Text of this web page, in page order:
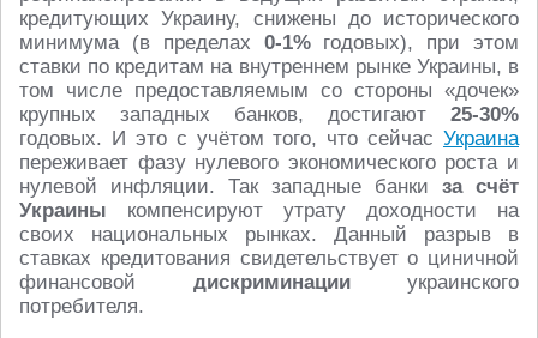
кредитующих Украину, снижены до исторического
минимума (в пределах 0-1%годовых), при этом
ставки по кредитам на внутреннем рынке Украины, в
том числе предоставляемым со стороны «дочек»
крупных западных банков, достигают 25-30%
годовых. И это с учётом того, что сейчас Украина
переживает фазу нулевого экономического роста и
нулевой инфляции. Так западные банки за счёт
Украины компенсируют утрату доходности на
своих национальных рынках. Данный разрыв в
ставках кредитования свидетельствует о циничной
финансовой дискриминацииукраинского
потребителя.